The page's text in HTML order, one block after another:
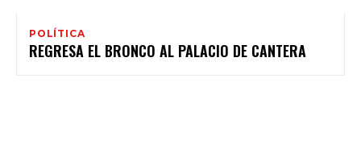
POLÍTICA
REGRESA EL BRONCO AL PALACIO DE CANTERA